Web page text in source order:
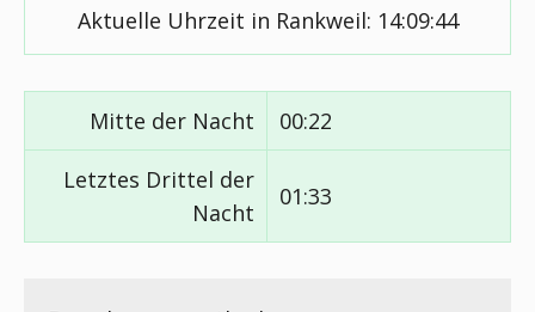
Aktuelle Uhrzeit in Rankweil: 14:09:45
Mitte der Nacht 00:22
Letztes Drittel der
Nacht
01:33